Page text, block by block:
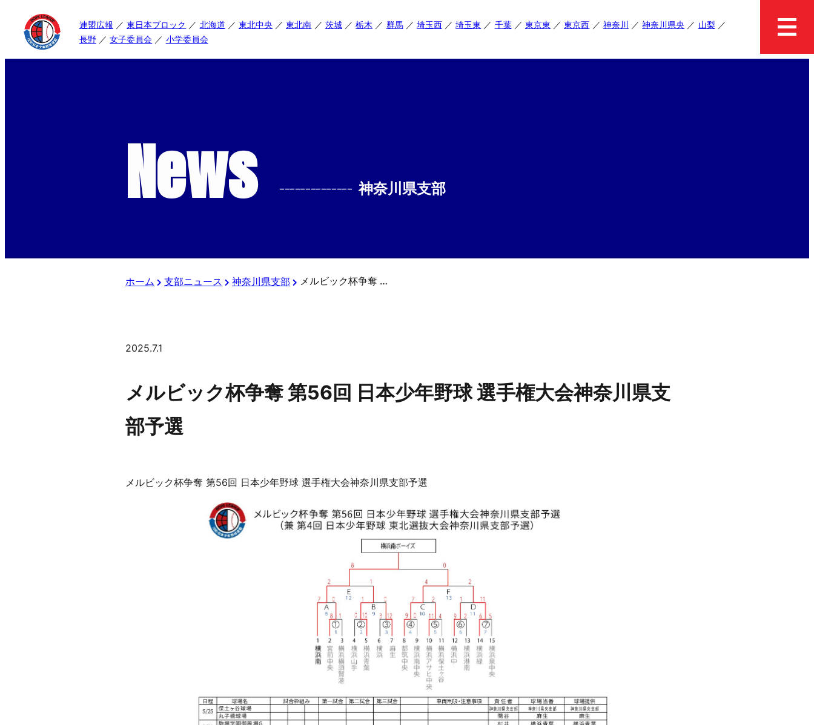
連盟広報 東日本ブロック 北海道 東北中央 東北南 茨城 栃木 群馬 埼玉西 埼玉東 千葉 東京東 東京西 神奈川 神奈川県央
山梨
長野
女子委員会 小学委員会
News -------------- 神奈川県支部
ホーム 支部ニュース 神奈川県支部 メルビック杯争奪 第56回 日本少年野球 選手権大会神奈川県支部予選
2025.7.1
メルビック杯争奪 第56回 日本少年野球 選手権大会神奈川県支
部予選
メルビック杯争奪 第56回 日本少年野球 選手権大会神奈川県支部予選